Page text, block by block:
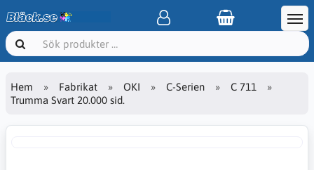
Hem Fabrikat OKI C-Serien
C 711
Trumma Svart 20.000 sid.